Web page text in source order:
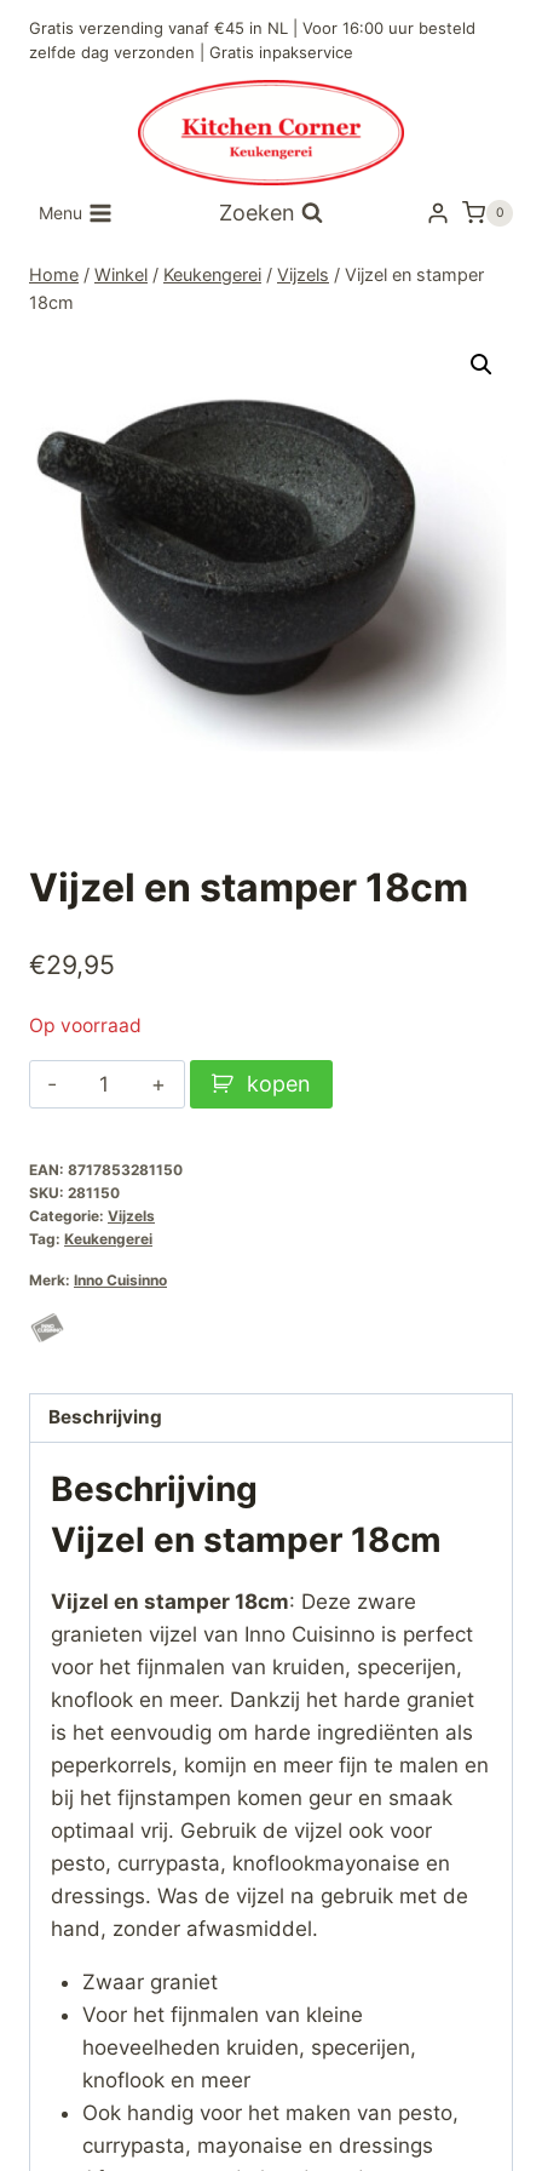
naar
Gratis verzending vanaf €45 in NL | Voor 16:00 uur besteld
zelfde dag verzonden | Gratis inpakservice
Menu Zoeken 0
Home / Winkel / Keukengerei / Vijzels / Vijzel en stamper
18cm
Vijzel en stamper 18cm
€29,95
Op voorraad
Vijzel
en
18cm
aantal
kopen
EAN: 8717853281150
SKU: 281150
Categorie: Vijzels
Tag: Keukengerei
Merk: Inno Cuisinno
Beschrijving
Beschrijving
Vijzel en stamper 18cm
Vijzel en stamper 18cm: Deze zware
granieten vijzel van Inno Cuisinno is perfect
voor het fijnmalen van kruiden, specerijen,
knoflook en meer. Dankzij het harde graniet
is het eenvoudig om harde ingrediënten als
peperkorrels, komijn en meer fijn te malen en
bij het fijnstampen komen geur en smaak
optimaal vrij. Gebruik de vijzel ook voor
pesto, currypasta, knoflookmayonaise en
dressings. Was de vijzel na gebruik met de
hand, zonder afwasmiddel.
Zwaar graniet
Voor het fijnmalen van kleine
hoeveelheden kruiden, specerijen,
knoflook en meer
Ook handig voor het maken van pesto,
currypasta, mayonaise en dressings